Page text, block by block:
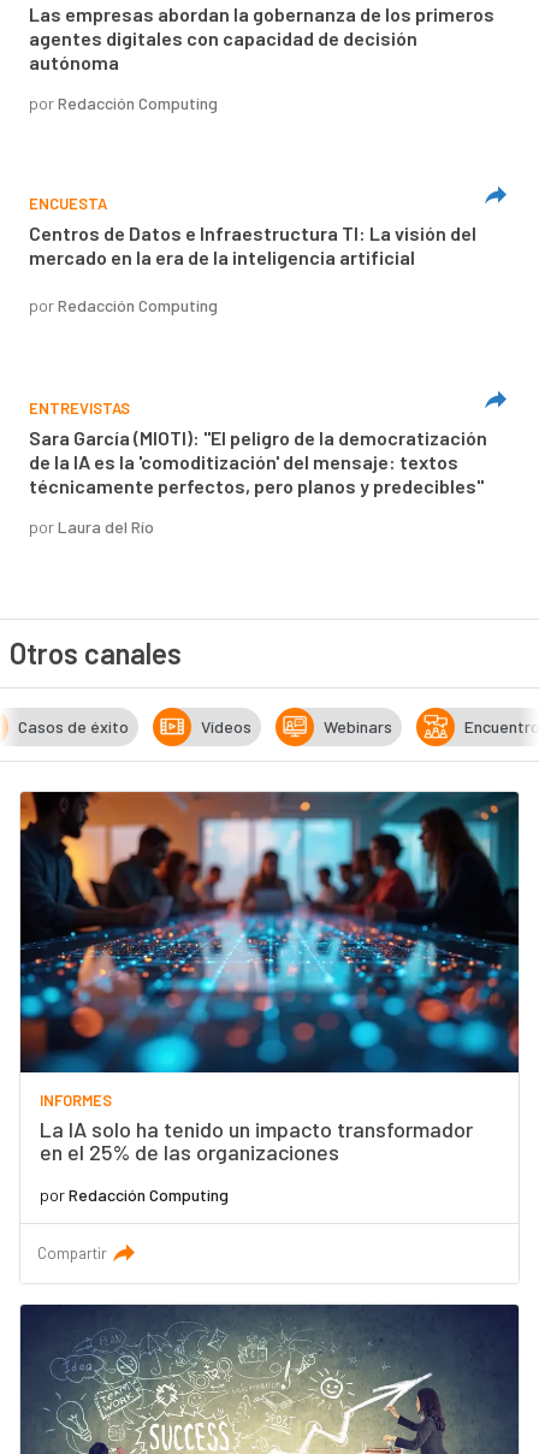
Las empresas abordan la gobernanza de los primeros
agentes digitales con capacidad de decisión
autónoma
porRedacción Computing
ENCUESTA
Centros de Datos e Infraestructura TI: La visión del
mercado en la era de la inteligencia artificial
porRedacción Computing
ENTREVISTAS
Sara García (MIOTI): "El peligro de la democratización
de la IA es la 'comoditización' del mensaje: textos
técnicamente perfectos, pero planos y predecibles"
porLaura del Río
Otros canales
Casos de éxito Vídeos Webinars
INFORMES
La IA solo ha tenido un impacto transformador
en el 25% de las organizaciones
porRedacción Computing
Compartir